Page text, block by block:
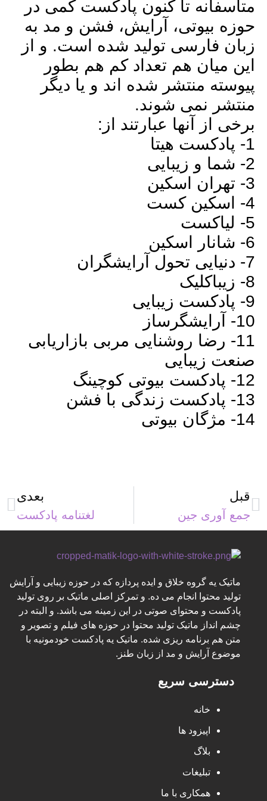
متاسفانه تا کنون پادکست کمی در
حوزه بیوتی، آرایش، فشن و مد به
زبان فارسی تولید شده است. و از
این میان هم تعداد کم هم بطور
پیوسته منتشر شده اند و یا دیگر
منتشر نمی شوند.
برخی از آنها عبارتند از:
1- پادکست هیتا
2- شما و زیبایی
3- تهران اسکین
4- اسکین کست
5- لیاکست
6- شانار اسکین
7- دنیایی تحول آرایشگران
8- زیباکلیک
9- پادکست زیبایی
10- آرایشگرساز
11- رضا روشنایی مربی بازاریابی
صنعت زیبایی
12- پادکست بیوتی کوچینگ
13- پادکست زندگی با فشن
14- مژگان بیوتی
قبل
جمع آوری جین
بعدی
لغتنامه پادکست
ماتیک یه گروه خلاق و ایده پردازه که در حوزه زیبایی و آرایش
تولید محتوا انجام می ده. و تمرکز اصلی ماتیک بر روی تولید
پادکست و محتوای صوتی در این زمینه می باشد. و البته در
چشم انداز ماتیک تولید محتوا در حوزه های فیلم و تصویر و
متن هم برنامه ریزی شده. ماتیک یه پادکست خودمونیه با
موضوع آرایش و مد از زبان طنز.
دسترسی سریع
خانه
اپیزود ها
بلاگ
تبلیغات
همکاری با ما